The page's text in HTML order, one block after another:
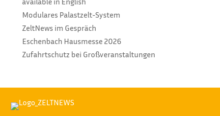
Modulares Palastzelt-System
ZeltNews im Gespräch
Eschenbach Hausmesse 2026
Zufahrtschutz bei Großveranstaltungen